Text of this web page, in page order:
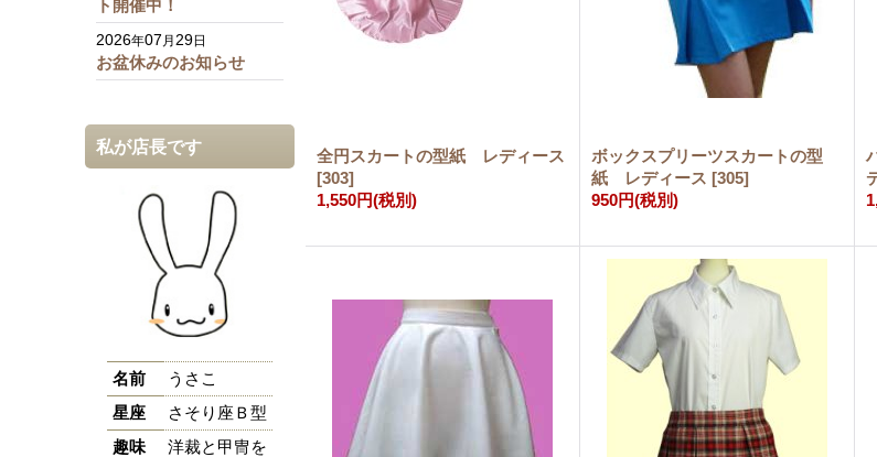
ト開催中！
2026年07 月 29日
お盆休みのお知らせ
私が店長です
名前
うさこ
星座
さそり座Ｂ型
趣味
洋裁と甲冑を
全円スカートの型紙 レディース
[303]
1,550円(税別)
ボックスプリーツスカートの型
紙 レディース [305]
950円(税別)